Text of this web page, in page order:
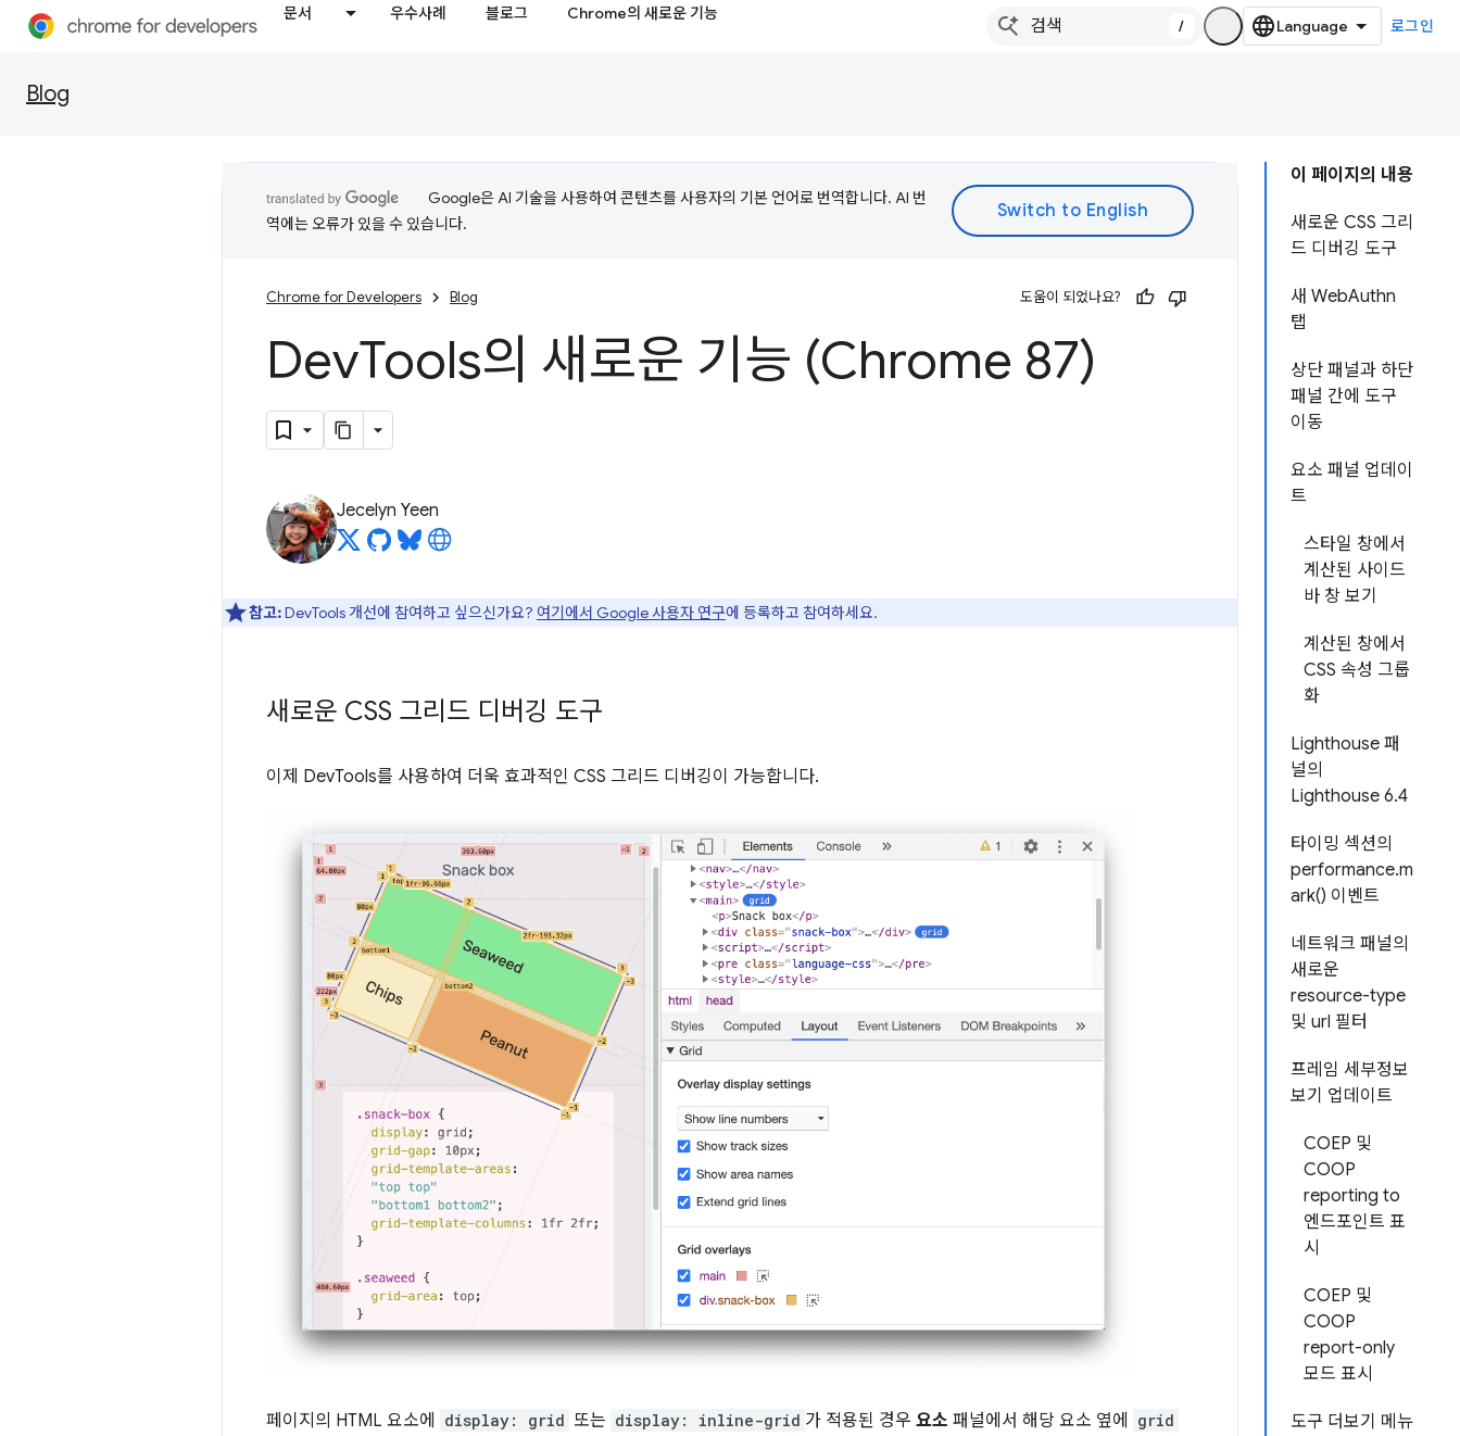
문서 우수사례 블로그 Chrome의 새로운 기능
/ 로그인
Blog
이 페이지의 내용
새로운 CSS 그리
드 디버깅 도구
새 WebAuthn
탭
상단 패널과 하단
패널 간에 도구
이동
요소 패널 업데이
트
스타일 창에서
계산된 사이드
바 창 보기
계산된 창에서
CSS 속성 그룹
화
Lighthouse 패
널의
Lighthouse 6.4
타이밍 섹션의
performance.m
ark() 이벤트
네트워크 패널의
새로운
resource-type
및 url 필터
프레임 세부정보
보기 업데이트
COEP 및
COOP
reporting to
엔드포인트 표
시
COEP 및
COOP
report-only
모드 표시
도구 더보기 메뉴
Google은 AI 기술을 사용하여 콘텐츠를 사용자의 기본 언어로 번역합니다. AI 번
역에는 오류가 있을 수 있습니다.
Chrome for Developers Blog 도움이 되었나요?
DevTools의 새로운 기능 (Chrome 87)
Jecelyn Yeen
참고:DevTools 개선에 참여하고 싶으신가요? 여기에서 Google 사용자 연구에 등록하고 참여하세요.
새로운 CSS 그리드 디버깅 도구
이제 DevTools를 사용하여 더욱 효과적인 CSS 그리드 디버깅이 가능합니다.
페이지의 HTML 요소에 display: grid 또는 display: inline-grid 가 적용된 경우 요소 패널에서 해당 요소 옆에 grid